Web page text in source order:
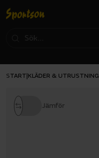
START KLÄDER & UTRUSTNING
Jämför